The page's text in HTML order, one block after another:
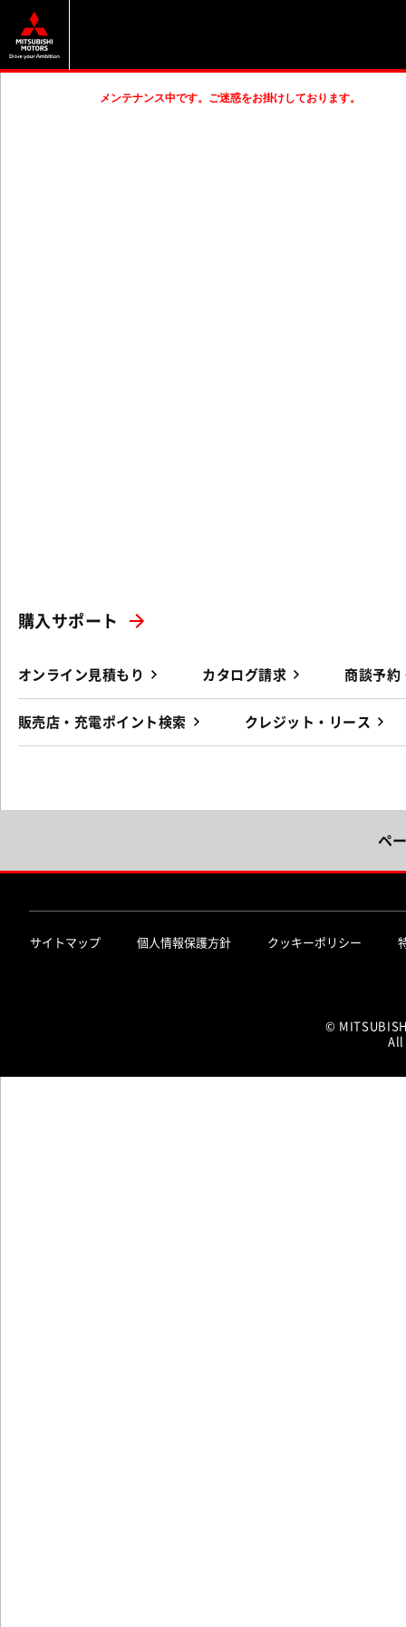
メンテナンス中です。ご迷惑をお掛けしております。
購入サポート
オンライン見積もり カタログ請求 商談予約
販売店・充電ポイント検索 クレジット・リース
ペ
サイトマップ 個人情報保護方針 クッキーポリシー
©
All